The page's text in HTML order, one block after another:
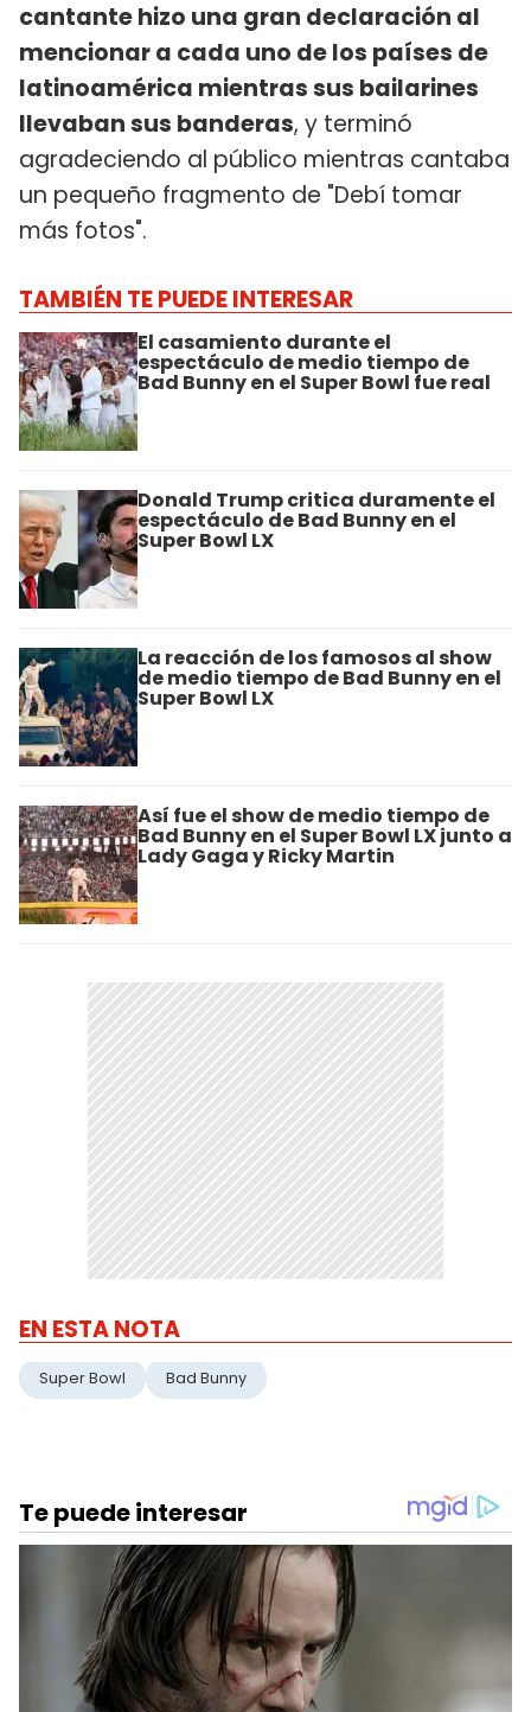
cantante hizo una gran declaración al
mencionar a cada uno de los países de
latinoamérica mientras sus bailarines
llevaban sus banderas, y terminó
agradeciendo al público mientras cantaba
un pequeño fragmento de "Debí tomar
más fotos".
TAMBIÉN TE PUEDE INTERESAR
El casamiento durante el
espectáculo de medio tiempo de
Bad Bunny en el Super Bowl fue real
Donald Trump critica duramente el
espectáculo de Bad Bunny en el
Super Bowl LX
La reacción de los famosos al show
de medio tiempo de Bad Bunny en el
Super Bowl LX
Así fue el show de medio tiempo de
Bad Bunny en el Super Bowl LX junto a
Lady Gaga y Ricky Martin
EN ESTA NOTA
Super Bowl Bad Bunny